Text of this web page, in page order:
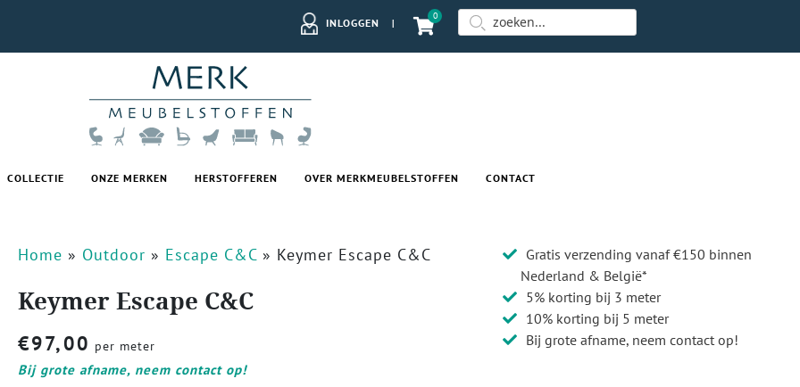
INLOGGEN |
0
COLLECTIE ONZE MERKEN HERSTOFFEREN OVER MERKMEUBELSTOFFEN CONTACT
Home » Outdoor » Escape C&C» Keymer Escape C&C
Keymer Escape C&C
€97,00 per meter
Bij grote afname, neem contact op!
Gratis verzending vanaf €150 binnen
Nederland & België*
5% korting bij 3 meter
10% korting bij 5 meter
Bij grote afname, neem contact op!